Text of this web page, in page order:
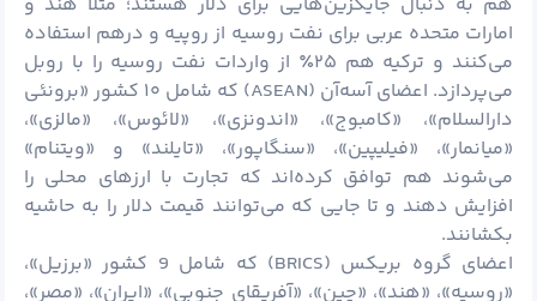
امارات متحده عربی برای نفت روسیه از روپیه و درهم استفاده
می‌کنند و ترکیه هم ۲۵٪ از واردات نفت روسیه را با روبل
می‌پردازد. اعضای آسه‌آن (ASEAN) که شامل ۱۰ کشور «برونئی
دارالسلام»، «کامبوج»، «اندونزی»، «لائوس»، «مالزی»،
«میانمار»، «فیلیپین»، «سنگاپور»، «تایلند» و «ویتنام»
می‌شوند هم توافق کرده‌اند که تجارت با ارزهای محلی را
افزایش دهند و تا جایی که می‌توانند قیمت دلار را به حاشیه
بکشانند.
اعضای گروه بریکس (BRICS) که شامل 9 کشور «برزیل»،
«روسیه»، «هند»، «چین»، «آفریقای جنوبی»، «ایران»، «مصر»،